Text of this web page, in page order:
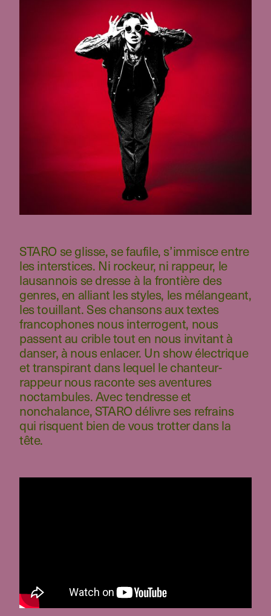
STARO se glisse, se faufile, s’immisce entre
les interstices. Ni rockeur, ni rappeur, le
lausannois se dresse à la frontière des
genres, en alliant les styles, les mélangeant,
les touillant. Ses chansons aux textes
francophones nous interrogent, nous
passent au crible tout en nous invitant à
danser, à nous enlacer. Un show électrique
et transpirant dans lequel le chanteur-
rappeur nous raconte ses aventures
noctambules. Avec tendresse et
nonchalance, STARO délivre ses refrains
qui risquent bien de vous trotter dans la
tête.